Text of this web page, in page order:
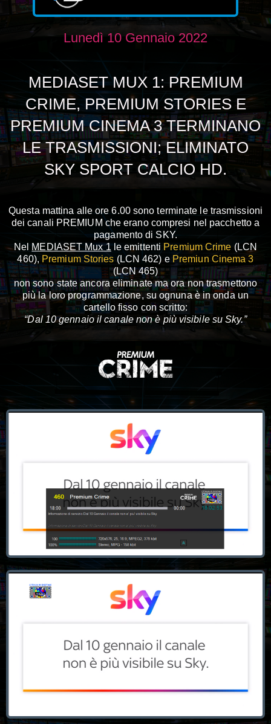
Lunedì 10 Gennaio 2022
MEDIASET MUX 1: PREMIUM
CRIME, PREMIUM STORIES E
PREMIUM CINEMA 3 TERMINANO
LE TRASMISSIONI; ELIMINATO
SKY SPORT CALCIO HD.
Questa mattina alle ore 6.00 sono terminate le trasmissioni
dei canali PREMIUM che erano compresi nel pacchetto a
pagamento di SKY.
Nel MEDIASET Mux 1le emittenti Premium Crime (LCN
460), Premium Stories (LCN 462) ePremiun Cinema 3
(LCN 465)
non sono state ancora eliminate ma ora non trasmettono
più la loro programmazione, su ognuna è in onda un
cartello fisso con scritto:
“Dal 10 gennaio il canale non è più visibile su Sky.”